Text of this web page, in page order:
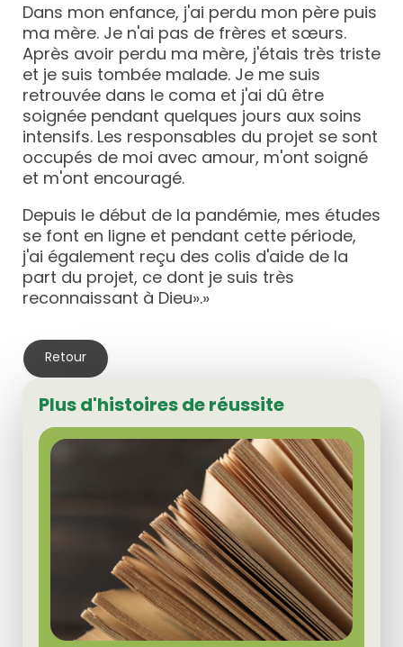
Dans mon enfance, j'ai perdu mon père puis
ma mère. Je n'ai pas de frères et sœurs.
Après avoir perdu ma mère, j'étais très triste
et je suis tombée malade. Je me suis
retrouvée dans le coma et j'ai dû être
soignée pendant quelques jours aux soins
intensifs. Les responsables du projet se sont
occupés de moi avec amour, m'ont soigné
et m'ont encouragé.
Depuis le début de la pandémie, mes études
se font en ligne et pendant cette période,
j'ai également reçu des colis d'aide de la
part du projet, ce dont je suis très
reconnaissant à Dieu».»
Retour
Plus d'histoires de réussite